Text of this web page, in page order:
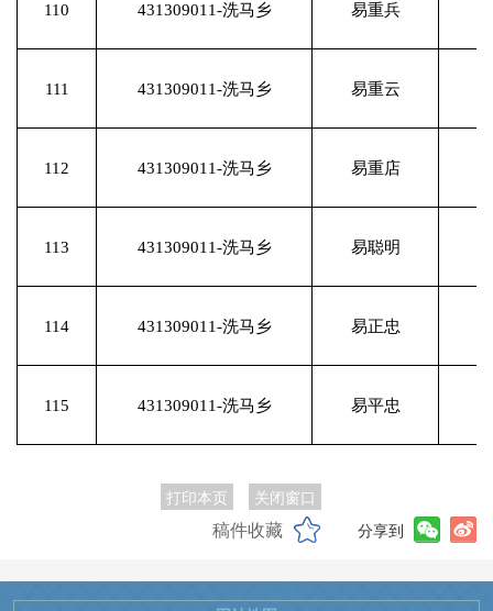
110 431309011-洗马乡 易重兵
111 431309011-洗马乡 易重云
112 431309011-洗马乡 易重店
113 431309011-洗马乡 易聪明
114 431309011-洗马乡 易正忠
115 431309011-洗马乡 易平忠
打印本页 关闭窗口
稿件收藏 分享到